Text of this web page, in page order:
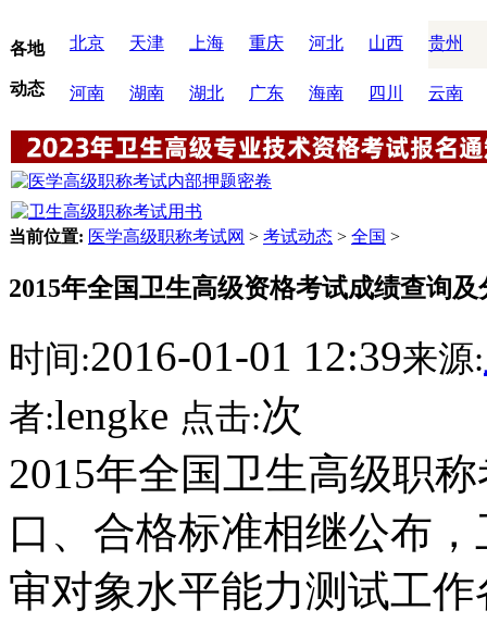
各地
动态
北京 天津 上海 重庆 河北 山西 贵州
河南 湖南 湖北 广东 海南 四川 云南
当前位置: 医学高级职称考试网 > 考试动态 > 全国 >
2015年全国卫生高级资格考试成绩查询
时间:2016-01-01 12:39来源:
者:lengke 点击:次
2015年全国卫生高级职
口、合格标准相继公布
审对象水平能力测试工